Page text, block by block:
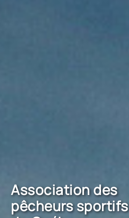
Association des
pêcheurs sportifs